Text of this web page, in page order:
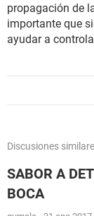
propagación de
importante que
ayudar a
Discusiones
SABOR A
BOCA